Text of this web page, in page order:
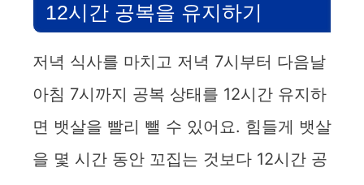
12시간 공복을 유지하기
저녁 식사를 마치고 저녁 7시부터 다음날
아침 7시까지 공복 상태를 12시간 유지하
면 뱃살을 빨리 뺄 수 있어요. 힘들게 뱃살
을 몇 시간 동안 꼬집는 것보다 12시간 공